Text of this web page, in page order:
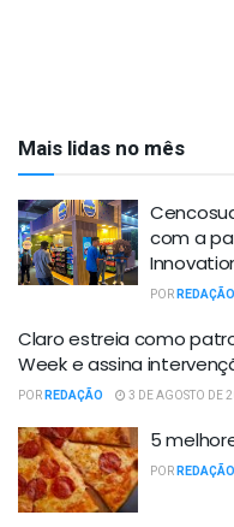
Mais lidas no mês
com a
PORREDAÇÃO
Claro estreia como
Week e assina
PORREDAÇÃO 3 DE AGOSTO DE
5
PORREDAÇÃO